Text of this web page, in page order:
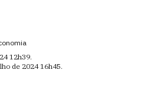
12h39.
de 2024 16h45.